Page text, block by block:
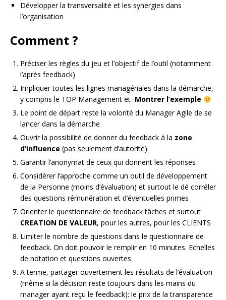
Développer la transversalité et les synergies dans
l’organisation
Comment ?
Préciser les règles du jeu et l’objectif de l’outil (notamment
l’après feedback)
Impliquer toutes les lignes managériales dans la démarche,
y compris le TOP Management et Montrer l’exemple
Le point de départ reste la volonté du Manager Agile de se
lancer dans la démarche
Ouvrir la possibilité de donner du feedback à la zone
d’influence (pas seulement d’autorité)
Garantir l’anonymat de ceux qui donnent les réponses
Considérer l’approche comme un outil de développement
de la Personne (moins d’évaluation) et surtout le dé corréler
des questions rémunération et d’éventuelles primes
Orienter le questionnaire de feedback tâches et surtout
CREATION DE VALEUR, pour les autres, pour les CLIENTS
Limiter le nombre de questions dans le questionnaire de
feedback. On doit pouvoir le remplir en 10 minutes. Echelles
de notation et questions ouvertes
A terme, partager ouvertement les résultats de l’évaluation
(même si la décision reste toujours dans les mains du
manager ayant reçu le feedback): le prix de la transparence